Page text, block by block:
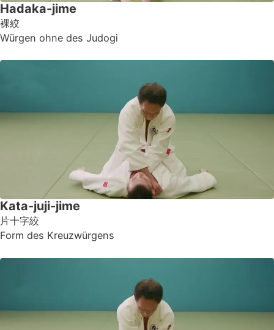
Hadaka-jime
裸絞
Würgen ohne des Judogi
Kata-juji-jime
片十字絞
Form des Kreuzwürgens